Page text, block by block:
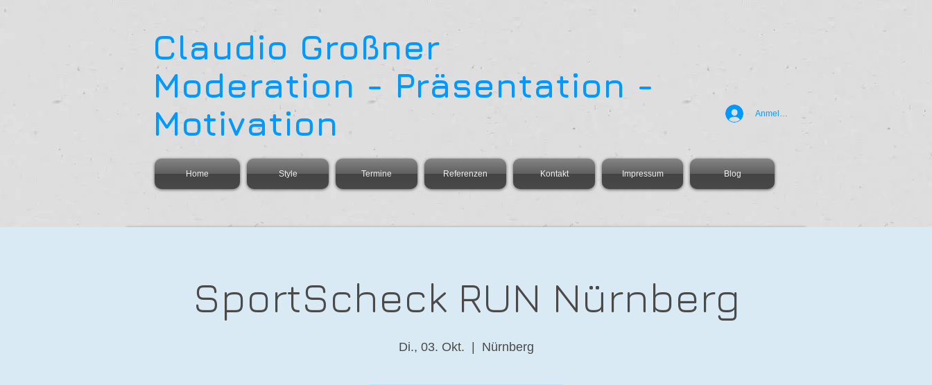
Claudio Großner
Moderation - Präsentation -
Motivation
Home Style Termine Referenzen Kontakt Impressum Blog
Anmelden
SportScheck RUN Nürnberg
Di., 03. Okt. Nürnberg